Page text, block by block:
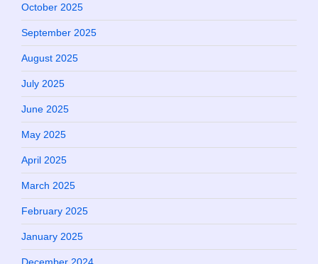
October 2025
September 2025
August 2025
July 2025
June 2025
May 2025
April 2025
March 2025
February 2025
January 2025
December 2024